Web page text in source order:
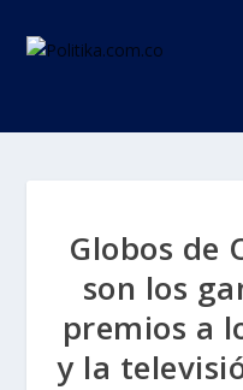
Globos de
son los
premios a
y la